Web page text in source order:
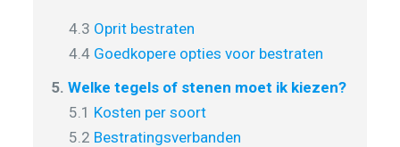
4.3 Oprit bestraten
4.4 Goedkopere opties voor bestraten
5. Welke tegels of stenen moet ik kiezen?
5.1 Kosten per soort
5.2 Bestratingsverbanden